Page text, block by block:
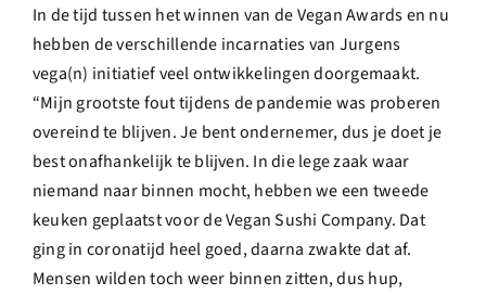
In de tijd tussen het winnen van de Vegan Awards en nu
hebben de verschillende incarnaties van Jurgens
vega(n) initiatief veel ontwikkelingen doorgemaakt.
“Mijn grootste fout tijdens de pandemie was proberen
overeind te blijven. Je bent ondernemer, dus je doet je
best onafhankelijk te blijven. In die lege zaak waar
niemand naar binnen mocht, hebben we een tweede
keuken geplaatst voor de Vegan Sushi Company. Dat
ging in coronatijd heel goed, daarna zwakte dat af.
Mensen wilden toch weer binnen zitten, dus hup,